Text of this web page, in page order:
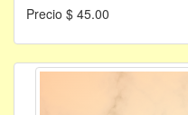
Precio $ 45.00